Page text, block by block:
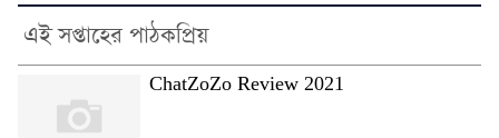
এই সপ্তাহের পাঠকপ্রিয়
ChatZoZo Review 2021